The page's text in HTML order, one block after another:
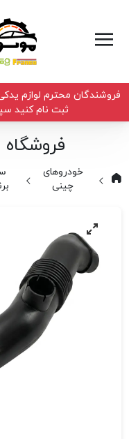
فروشندگان محترم لوازم
ثبت نام کنید
خودروهای
چینی